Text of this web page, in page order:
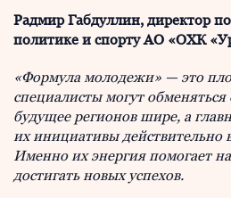
Радмир Габдуллин, директор
политике и спорту АО «ОХК
«Формула молодежи» — это
специалисты могут
будущее регионов шире, а
их инициативы
Именно их энергия помогает
достигать новых успехов.